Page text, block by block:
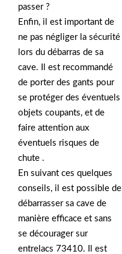
passer ?
Enfin, il est important de
ne pas négliger la sécurité
lors du débarras de sa
cave. Il est recommandé
de porter des gants pour
se protéger des éventuels
objets coupants, et de
faire attention aux
éventuels risques de
chute .
En suivant ces quelques
conseils, il est possible de
débarrasser sa cave de
manière efficace et sans
se décourager sur
entrelacs 73410. Il est